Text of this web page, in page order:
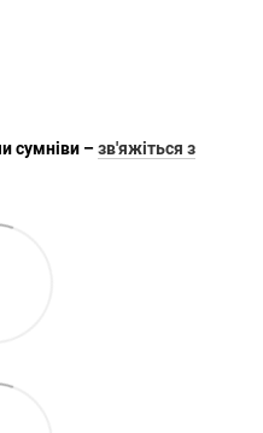
сумніви –зв'яжіться з